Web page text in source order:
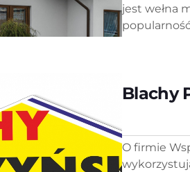
jest wełna
Blachy
O firmie